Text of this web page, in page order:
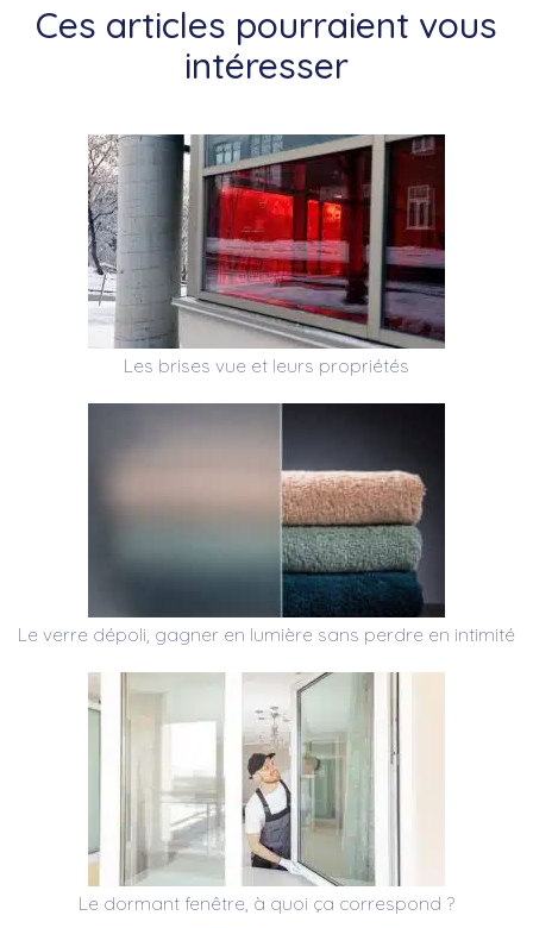
Ces articles pourraient vous
intéresser
Les brises vue et leurs propriétés
Le verre dépoli, gagner en lumière sans perdre en intimité
Le dormant fenêtre, à quoi ça correspond ?